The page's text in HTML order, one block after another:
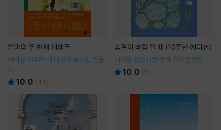
엄마의 두 번째 재테크
아이를 키우며 내 이름의 부수입 만들
기
10.0 (44)
숨결이 바람 될 때 (10주년 에디션)
세계를 감동시킨 생의 기록 한정판
10.0 (1 )